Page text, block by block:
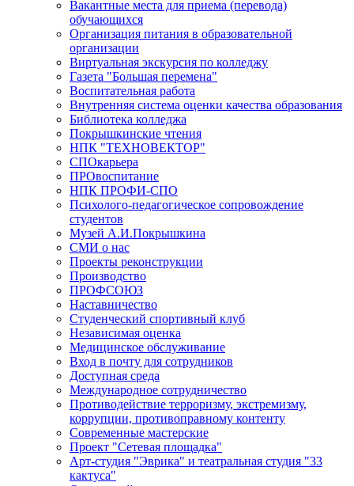
Вакантные места для приема (перевода)
обучающихся
Организация питания в образовательной
организации
Виртуальная экскурсия по колледжу
Газета "Большая перемена"
Воспитательная работа
Внутренняя система оценки качества образования
Библиотека колледжа
Покрышкинские чтения
НПК "ТЕХНОВЕКТОР"
СПОкарьера
ПРОвоспитание
НПК ПРОФИ-СПО
Психолого-педагогическое сопровождение
студентов
Музей А.И.Покрышкина
СМИ о нас
Проекты реконструкции
Производство
ПРОФСОЮЗ
Наставничество
Студенческий спортивный клуб
Независимая оценка
Медицинское обслуживание
Вход в почту для сотрудников
Доступная среда
Международное сотрудничество
Противодействие терроризму, экстремизму,
коррупции, противоправному контенту
Современные мастерские
Проект "Сетевая площадка"
Арт-студия "Эврика" и театральная студия "33
кактуса"